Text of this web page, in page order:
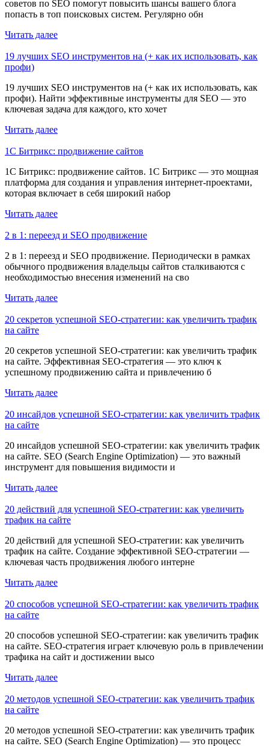
советов по SEO помогут повысить шансы вашего блога
попасть в топ поисковых систем. Регулярно обн
Читать далее
19 лучших SEO инструментов на (+ как их использовать, как
профи)
19 лучших SEO инструментов на (+ как их использовать, как
профи). Найти эффективные инструменты для SEO — это
ключевая задача для каждого, кто хочет
Читать далее
1С Битрикс: продвижение сайтов
1С Битрикс: продвижение сайтов. 1С Битрикс — это мощная
платформа для создания и управления интернет-проектами,
которая включает в себя широкий набор
Читать далее
2 в 1: переезд и SEO продвижение
2 в 1: переезд и SEO продвижение. Периодически в рамках
обычного продвижения владельцы сайтов сталкиваются с
необходимостью внесения изменений на сво
Читать далее
20 секретов успешной SEO-стратегии: как увеличить трафик
на сайте
20 секретов успешной SEO-стратегии: как увеличить трафик
на сайте. Эффективная SEO-стратегия — это ключ к
успешному продвижению сайта и привлечению б
Читать далее
20 инсайдов успешной SEO-стратегии: как увеличить трафик
на сайте
20 инсайдов успешной SEO-стратегии: как увеличить трафик
на сайте. SEO (Search Engine Optimization) — это важный
инструмент для повышения видимости и
Читать далее
20 действий для успешной SEO-стратегии: как увеличить
трафик на сайте
20 действий для успешной SEO-стратегии: как увеличить
трафик на сайте. Создание эффективной SEO-стратегии —
ключевая часть продвижения любого интерне
Читать далее
20 способов успешной SEO-стратегии: как увеличить трафик
на сайте
20 способов успешной SEO-стратегии: как увеличить трафик
на сайте. SEO-стратегия играет ключевую роль в привлечении
трафика на сайт и достижении высо
Читать далее
20 методов успешной SEO-стратегии: как увеличить трафик
на сайте
20 методов успешной SEO-стратегии: как увеличить трафик
на сайте. SEO (Search Engine Optimization) — это процесс